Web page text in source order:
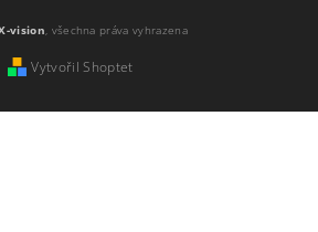
vision, všechna práva vyhrazena
Vytvořil Shoptet